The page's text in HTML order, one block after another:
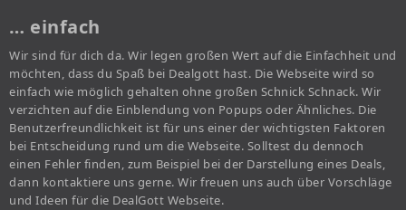
… einfach
Wir sind für dich da. Wir legen großen Wert auf die Einfachheit und
möchten, dass du Spaß bei Dealgott hast. Die Webseite wird so
einfach wie möglich gehalten ohne großen Schnick Schnack. Wir
verzichten auf die Einblendung von Popups oder Ähnliches. Die
Benutzerfreundlichkeit ist für uns einer der wichtigsten Faktoren
bei Entscheidung rund um die Webseite. Solltest du dennoch
einen Fehler finden, zum Beispiel bei der Darstellung eines Deals,
dann kontaktiere uns gerne. Wir freuen uns auch über Vorschläge
und Ideen für die DealGott Webseite.